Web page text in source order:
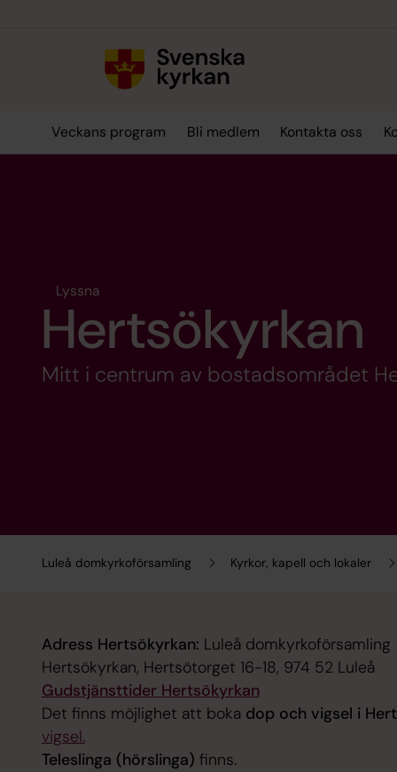
Veckans program Bli medlem Kontakta oss
Luleå domkyrkoförsamling Kyrkor, kapell och lokaler
Lyssna
Hertsökyrkan
Mitt i centrum av bostadsområdet
Adress Hertsökyrkan: Luleå domkyrkoförsamling
Hertsökyrkan, Hertsötorget 16-18, 974 52 Luleå
Gudstjänsttider Hertsökyrkan
Det finns möjlighet att bokadop och vigsel i
vigsel.
Teleslinga (hörslinga) finns.